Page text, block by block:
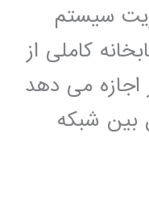
سیستم
کاملی از
اجازه می دهد
بین شبکه